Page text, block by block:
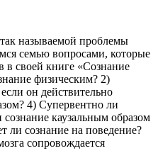
называемой проблемы
семью вопросами, которые
в своей книге «Сознание
физическим? 2)
он действительно
4) Супервентно ли
каузальным образом
ли сознание на поведение?
сопровождается